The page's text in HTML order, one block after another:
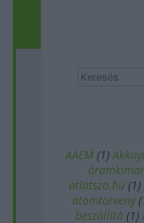
AAEM (1)
atlatszo.hu (1)
atomtörvény (
beszállító (1)